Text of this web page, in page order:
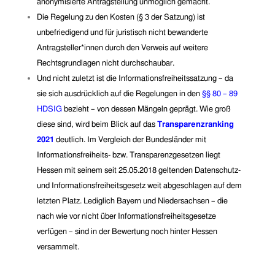
anonymisierte Antragstellung unmöglich gemacht.
Die Regelung zu den Kosten (§ 3 der Satzung) ist
unbefriedigend und für juristisch nicht bewanderte
Antragsteller*innen durch den Verweis auf weitere
Rechtsgrundlagen nicht durchschaubar.
Und nicht zuletzt ist die Informationsfreiheitssatzung – da
sie sich ausdrücklich auf die Regelungen in den §§ 80 – 89
HDSIG bezieht – von dessen Mängeln geprägt. Wie groß
diese sind, wird beim Blick auf das Transparenzranking
2021 deutlich. Im Vergleich der Bundesländer mit
Informationsfreiheits- bzw. Transparenzgesetzen liegt
Hessen mit seinem seit 25.05.2018 geltenden Datenschutz-
und Informationsfreiheitsgesetz weit abgeschlagen auf dem
letzten Platz. Lediglich Bayern und Niedersachsen – die
nach wie vor nicht über Informationsfreiheitsgesetze
verfügen – sind in der Bewertung noch hinter Hessen
versammelt.